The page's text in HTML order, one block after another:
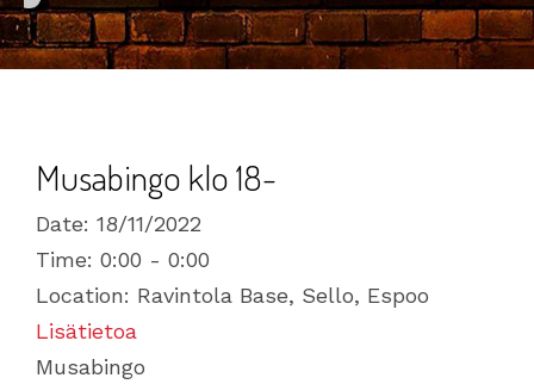
Musabingo klo 18-
Date: 18/11/2022
Time: 0:00 - 0:00
Location: Ravintola Base, Sello, Espoo
Lisätietoa
Musabingo